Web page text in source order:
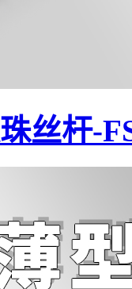
丝杆-